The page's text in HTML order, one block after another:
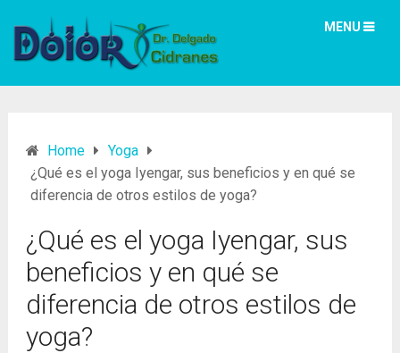
MENU
Home
Yoga
¿Qué es el yoga Iyengar, sus beneficios y en qué se
diferencia de otros estilos de yoga?
¿Qué es el yoga Iyengar, sus
beneficios y en qué se
diferencia de otros estilos de
yoga?